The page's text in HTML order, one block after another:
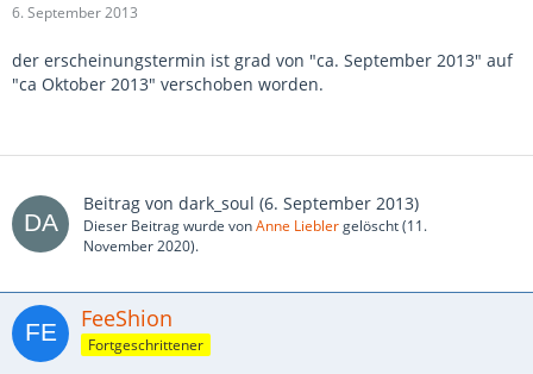
6. September 2013
der erscheinungstermin ist grad von "ca. September 2013" auf
"ca Oktober 2013" verschoben worden.
Beitrag von dark_soul (6. September 2013)
Dieser Beitrag wurde vonAnne Lieblergelöscht (11.
November 2020).
FeeShion
Fortgeschrittener